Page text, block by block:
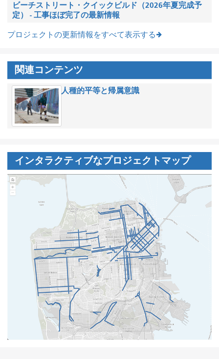
ビーチストリート・クイックビルド（2026年夏完成予
定） - 工事ほぼ完了の最新情報
プロジェクトの更新情報をすべて表示する
関連コンテンツ
人種的平等と帰属意識
インタラクティブなプロジェクトマップ